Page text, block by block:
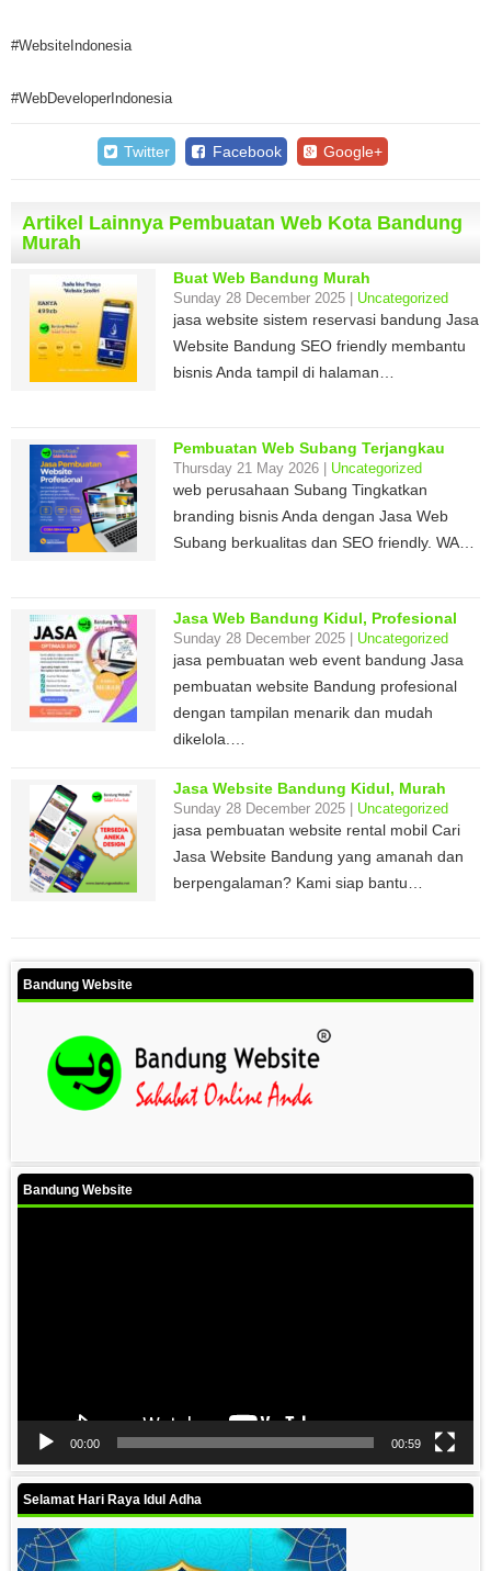
#WebsiteIndonesia
#WebDeveloperIndonesia
Twitter Facebook Google+
Artikel Lainnya Pembuatan Web Kota Bandung
Murah
Buat Web Bandung Murah
Sunday 28 December 2025 | Uncategorized
jasa website sistem reservasi bandung Jasa
Website Bandung SEO friendly membantu
bisnis Anda tampil di halaman…
Pembuatan Web Subang Terjangkau
Thursday 21 May 2026 | Uncategorized
web perusahaan Subang Tingkatkan
branding bisnis Anda dengan Jasa Web
Subang berkualitas dan SEO friendly. WA…
Jasa Web Bandung Kidul, Profesional
Sunday 28 December 2025 | Uncategorized
jasa pembuatan web event bandung Jasa
pembuatan website Bandung profesional
dengan tampilan menarik dan mudah
dikelola.…
Jasa Website Bandung Kidul, Murah
Sunday 28 December 2025 | Uncategorized
jasa pembuatan website rental mobil Cari
Jasa Website Bandung yang amanah dan
berpengalaman? Kami siap bantu…
Bandung Website
Bandung Website
00:00 00:59
Selamat Hari Raya Idul Adha